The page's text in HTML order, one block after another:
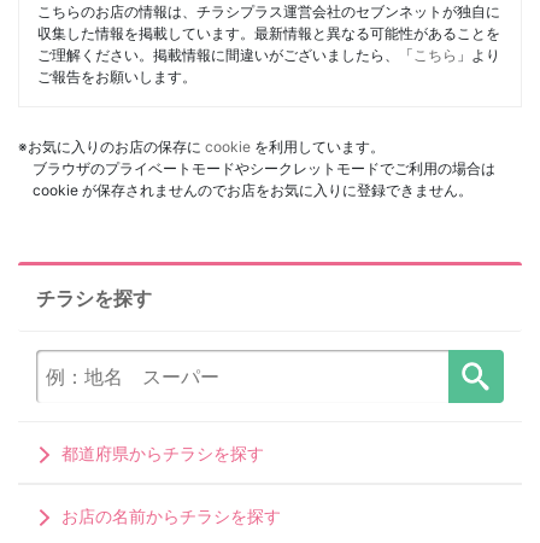
こちらのお店の情報は、チラシプラス運営会社のセブンネットが独自に
収集した情報を掲載しています。最新情報と異なる可能性があることを
ご理解ください。掲載情報に間違いがございましたら、「 こちら 」より
ご報告をお願いします。
※お気に入りのお店の保存に cookie を利用しています。
ブラウザのプライベートモードやシークレットモードでご利用の場合は
cookie が保存されませんのでお店をお気に入りに登録できません。
チラシを探す
都道府県からチラシを探す
お店の名前からチラシを探す